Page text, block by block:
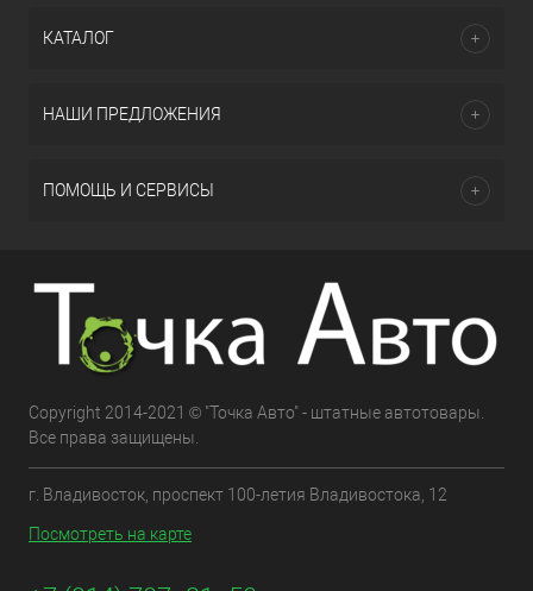
КАТАЛОГ
НАШИ ПРЕДЛОЖЕНИЯ
ПОМОЩЬ И СЕРВИСЫ
Copyright 2014-2021 © "Точка Авто" - штатные автотовары.
Все права защищены.
г. Владивосток, проспект 100-летия Владивостока, 12
Посмотреть на карте